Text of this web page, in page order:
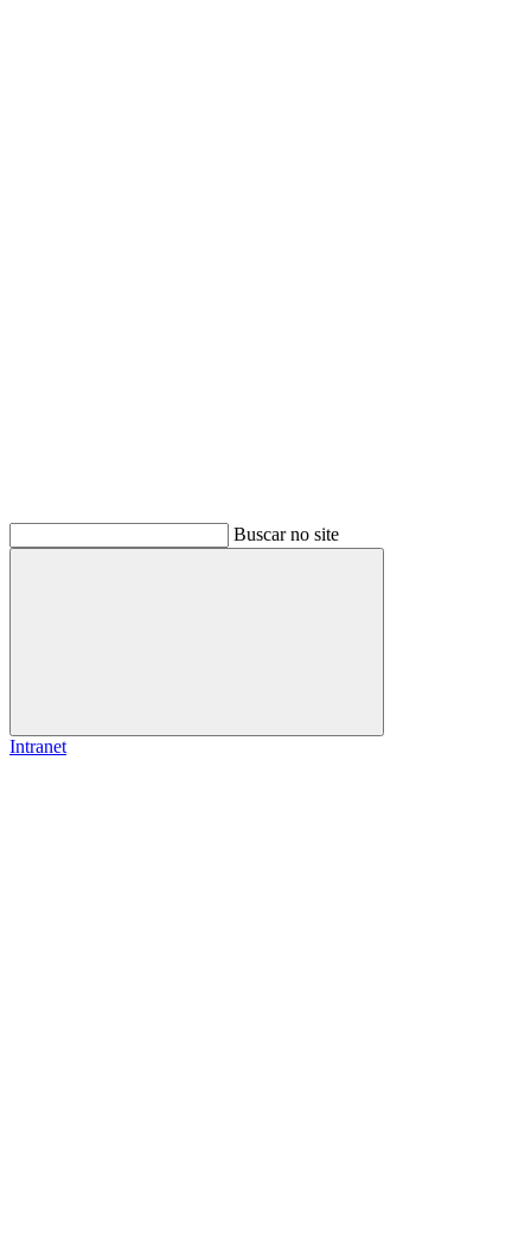
Buscar no site
Buscar
Intranet